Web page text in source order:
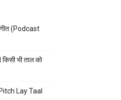
(Podcast
भी ताल को
Lay Taal